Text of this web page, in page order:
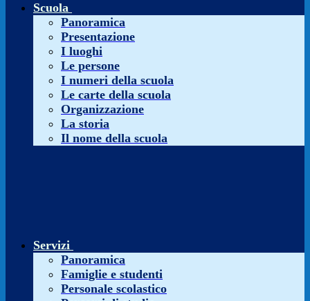
Scuola
Panoramica
Presentazione
I luoghi
Le persone
I numeri della scuola
Le carte della scuola
Organizzazione
La storia
Il nome della scuola
Servizi
Panoramica
Famiglie e studenti
Personale scolastico